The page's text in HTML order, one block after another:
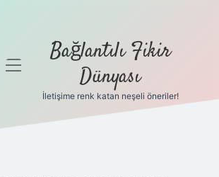
menüyü
Bağlantılı Fikir
Dünyası
İletişime renk katan neşeli öneriler!